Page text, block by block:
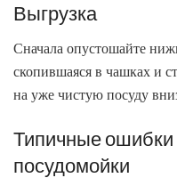
Выгрузка
Сначала опустошайте
скопившаяся в чашках и
на уже чистую посуду
Типичные ошибки
посудомойки